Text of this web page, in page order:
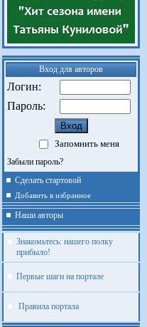
Вход для авторов
Логин:
Пароль:
Запомнить меня
Забыли пароль?
Сделать стартовой
Добавить в избранное
Наши авторы
Знакомьтесь: нашего полку
прибыло!
Первые шаги на портале
Правила портала